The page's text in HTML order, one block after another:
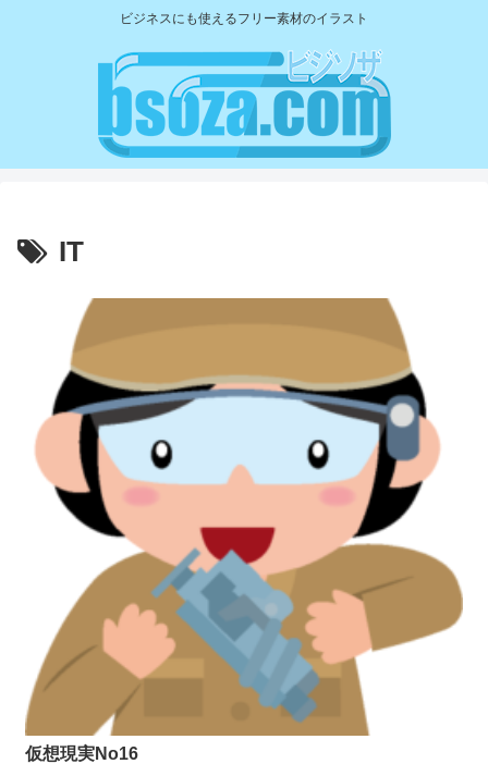
ビジネスにも使えるフリー素材のイラスト
IT
仮想現実No16